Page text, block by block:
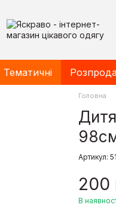
Тематичні
Головна
Артикул:
200
В